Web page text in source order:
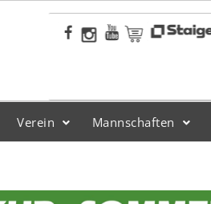
Verein Mannschaften